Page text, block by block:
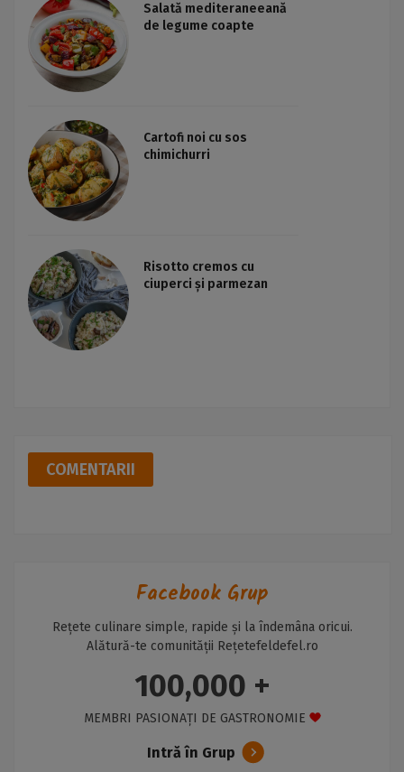
Salată mediteraneeană
de legume coapte
Cartofi noi cu sos
chimichurri
Risotto cremos cu
ciuperci și parmezan
COMENTARII
Facebook Grup
Rețete culinare simple, rapide și la îndemâna oricui.
Alătură-te comunității Rețetefeldefel.ro
100,000 +
MEMBRI PASIONAȚI DE GASTRONOMIE
Intră în Grup